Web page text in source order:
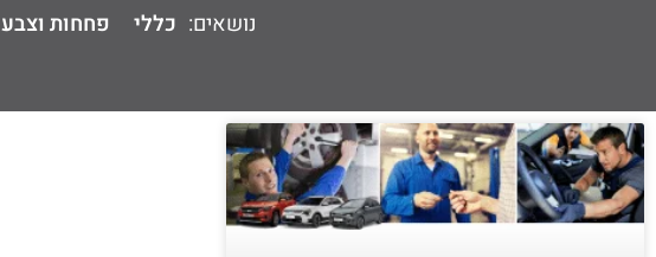
נושאים: כללי פחחות וצבע